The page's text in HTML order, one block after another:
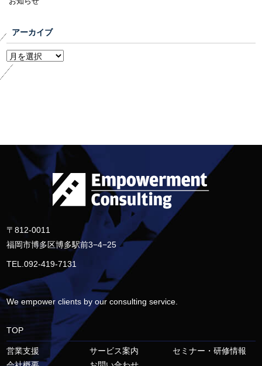
アーカイブ
〒812-0011
福岡市博多区博多駅前3−4−25
TEL.092-419-7131
We empower clients by our consulting service.
TOP
営業支援 サービス案内
セミナー・研修情報